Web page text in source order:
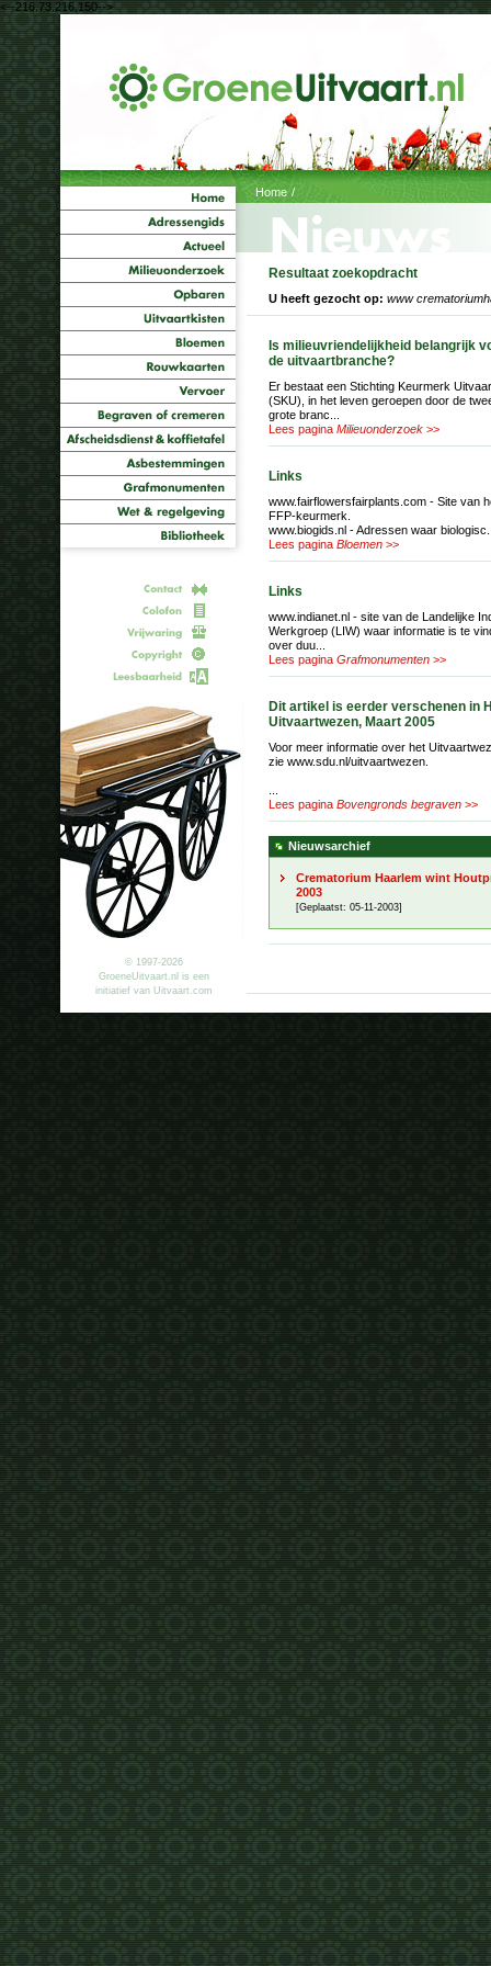
<--216.73.216.150-->
© 1997-2026
GroeneUitvaart.nl is een
initiatief van Uitvaart.com
Home /
Resultaat zoekopdracht
U heeft gezocht op: www
Is milieuvriendelijkheid belangrijk
de uitvaartbranche?
Er bestaat een Stichting Keurmerk
(SKU), in het leven geroepen door de
grote branc...
Lees pagina Milieuonderzoek >>
Links
www.fairflowersfairplants.com - Site van
FFP-keurmerk.
www.biogids.nl - Adressen waar
Lees pagina Bloemen >>
Links
www.indianet.nl - site van de Landelijke
Werkgroep (LIW) waar informatie is te
over duu...
Lees pagina Grafmonumenten >>
Dit artikel is eerder verschenen in
Uitvaartwezen, Maart 2005
Voor meer informatie over het
zie www.sdu.nl/uitvaartwezen.
Lees pagina Bovengronds begraven >>
Nieuwsarchief
Crematorium Haarlem wint
2003
[Geplaatst: 05-11-2003]